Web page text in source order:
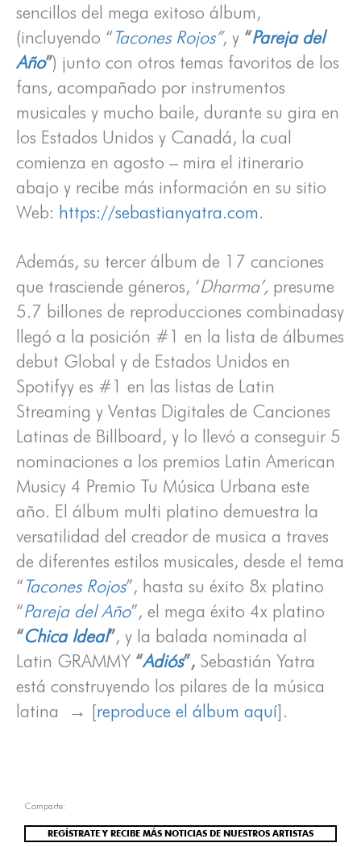
sencillos del mega exitoso álbum,
(incluyendo “Tacones Rojos”, y “Pareja del
Año”) junto con otros temas favoritos de los
fans, acompañado por instrumentos
musicales y mucho baile, durante su gira en
los Estados Unidos y Canadá, la cual
comienza en agosto – mira el itinerario
abajo y recibe más información en su sitio
Web: https://sebastianyatra.com.
Además, su tercer álbum de 17 canciones
que trasciende géneros, ‘Dharma’, presume
5.7 billones de reproducciones combinadasy
llegó a la posición #1 en la lista de álbumes
debut Global y de Estados Unidos en
Spotifyy es #1 en las listas de Latin
Streaming y Ventas Digitales de Canciones
Latinas de Billboard, y lo llevó a conseguir 5
nominaciones a los premios Latin American
Musicy 4 Premio Tu Música Urbana este
año. El álbum multi platino demuestra la
versatilidad del creador de musica a traves
de diferentes estilos musicales, desde el tema
“Tacones Rojos”, hasta su éxito 8x platino
“Pareja del Año”, el mega éxito 4x platino
“Chica Ideal”, y la balada nominada al
Latin GRAMMY “Adiós”, Sebastián Yatra
está construyendo los pilares de la música
latina → [reproduce el álbum aquí].
Comparte:
REGÍSTRATE Y RECIBE MÁS NOTICIAS DE NUESTROS ARTISTAS